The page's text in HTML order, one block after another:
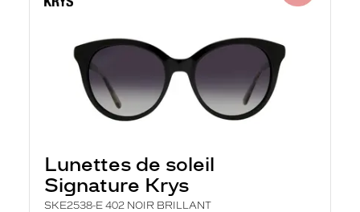
Lunettes de soleil
Signature Krys
SKE2538-E 402 NOIR BRILLANT